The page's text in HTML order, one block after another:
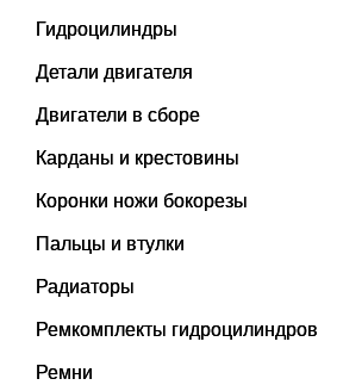
Гидроцилиндры
Детали двигателя
Двигатели в сборе
Карданы и крестовины
Коронки ножи бокорезы
Пальцы и втулки
Радиаторы
Ремкомплекты гидроцилиндров
Ремни